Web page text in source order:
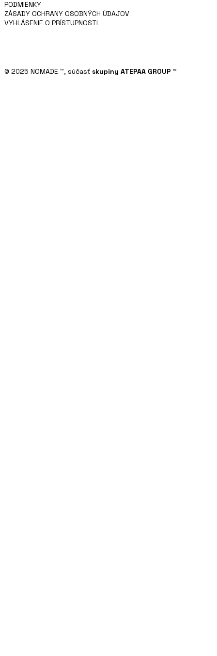
PODMIENKY
ZÁSADY OCHRANY OSOBNÝCH ÚDAJOV
VYHLÁSENIE O PRÍSTUPNOSTI
© 2025 NOMADE ™, súčasť skupiny ATEPAA GROUP ™